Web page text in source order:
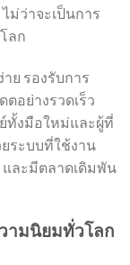
ม่ว่าจะเป็นการ
ลก
ย รองรับการ
อย่างรวดเร็ว
ทั้งมือใหม่และผู้ที่
ระบบที่ใช้งาน
และมีตลาดเดิมพัน
ามนิยมทั่วโลก